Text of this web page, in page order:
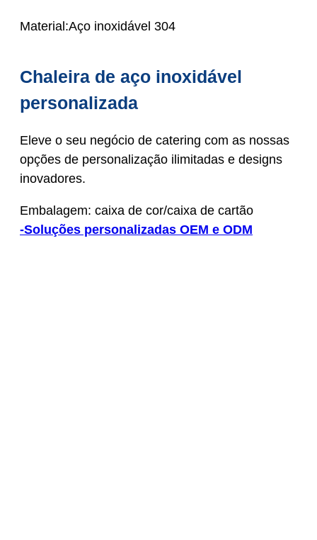
Material:Aço inoxidável 304
Chaleira de aço inoxidável
personalizada
Eleve o seu negócio de catering com as nossas
opções de personalização ilimitadas e designs
inovadores.
Embalagem: caixa de cor/caixa de cartão
-Soluções personalizadas OEM e ODM